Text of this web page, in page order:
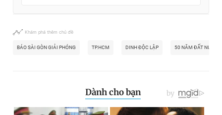
Khám phá thêm chủ đề
BÁO SÀI GÒN GIẢI PHÓNG TP.HCM DINH ĐỘC LẬP 50 NĂM ĐẤT NƯỚC